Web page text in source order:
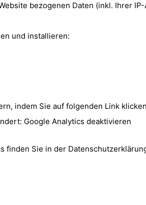
bezogenen Daten (inkl. Ihrer
und installieren:
indem Sie auf folgenden Link
Google Analytics deaktivieren
finden Sie in der